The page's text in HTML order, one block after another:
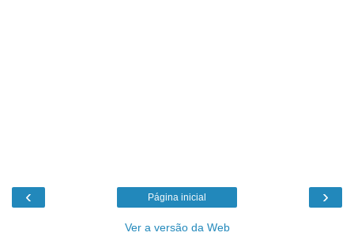
‹ ›
Página inicial
Ver a versão da Web